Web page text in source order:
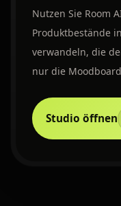
Nutzen Sie Room
Produktbestände
verwandeln, die
nur die
Studio öffnen